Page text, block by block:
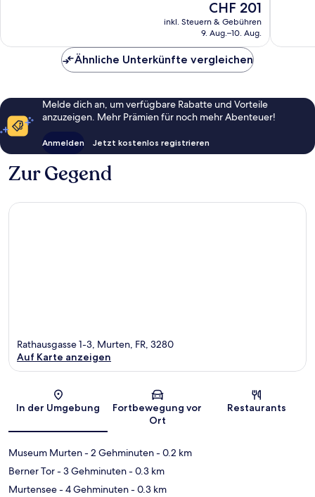
Bewertungen
Der
Preis
beträgt
CHF 201
inkl. Steuern & Gebühren
9. Aug.–10. Aug.
Ähnliche Unterkünfte vergleichen
Melde dich an, um verfügbare Rabatte und Vorteile
anzuzeigen. Mehr Prämien für noch mehr Abenteuer!
Anmelden Jetzt kostenlos registrieren
Zur Gegend
Karte
Rathausgasse 1-3, Murten, FR, 3280
Auf Karte anzeigen
In der Umgebung
Fortbewegung vor
Ort
Restaurants
Museum Murten- 2 Gehminuten- 0.2 km
Berner Tor- 3 Gehminuten- 0.3 km
Murtensee- 4 Gehminuten- 0.3 km